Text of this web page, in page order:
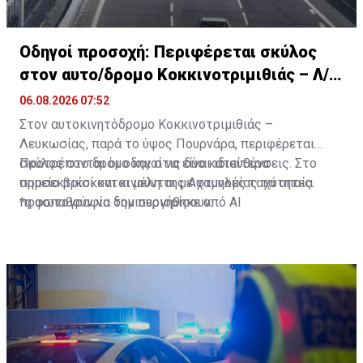
Οδηγοί προσοχή: Περιφέρεται σκύλος
στον αυτο/δρομο Κοκκινοτριμιθιάς – Λ/
σίας
06.08.2026 07:52
Στον αυτοκινητόδρομο Κοκκινοτριμιθιάς –
Λευκωσίας, παρά το ύψος Πουρνάρα, περιφέρεται
σκύλος στο δρόμο και στις δύο κατευθύνσεις. Στο
σημείο βρίσκονται μέλη της Αστυνομίας τα οποία
προσπαθούν να τον περιορίσουν.
Προτρέπονται οι οδηγοί να είναι ιδιαίτερα
προσεκτικοί και κινούνται με χαμηλές ταχύτητες.
*η φωτογραφία δημιουργήθηκε από ΑΙ